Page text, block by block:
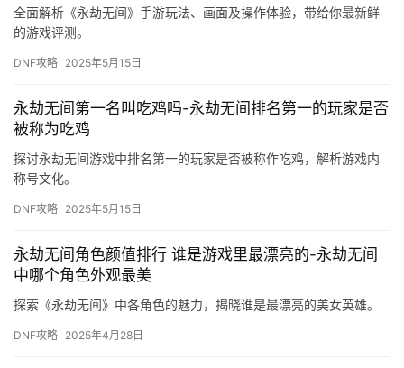
全面解析《永劫无间》手游玩法、画面及操作体验，带给你最新鲜
的游戏评测。
DNF攻略 2025年5月15日
永劫无间第一名叫吃鸡吗-永劫无间排名第一的玩家是否
被称为吃鸡
探讨永劫无间游戏中排名第一的玩家是否被称作吃鸡，解析游戏内
称号文化。
DNF攻略 2025年5月15日
永劫无间角色颜值排行 谁是游戏里最漂亮的-永劫无间
中哪个角色外观最美
探索《永劫无间》中各角色的魅力，揭晓谁是最漂亮的美女英雄。
DNF攻略 2025年4月28日